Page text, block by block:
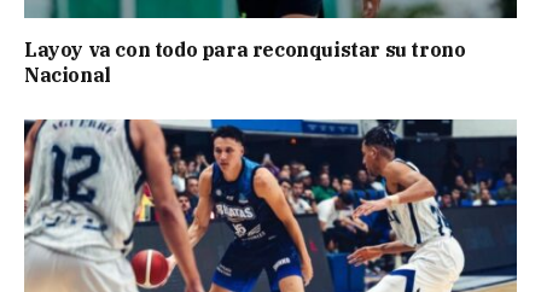
Layoy va con todo para reconquistar su trono
Nacional